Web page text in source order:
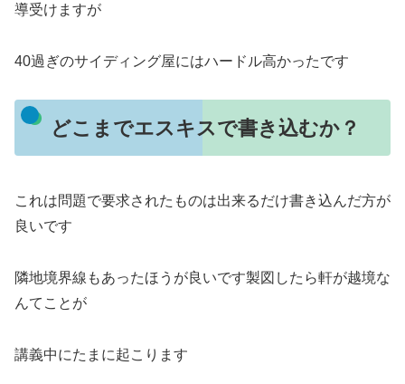
導受けますが
40過ぎのサイディング屋にはハードル高かったです
どこまでエスキスで書き込むか？
これは問題で要求されたものは出来るだけ書き込んだ方が
良いです
隣地境界線もあったほうが良いです製図したら軒が越境な
んてことが
講義中にたまに起こります